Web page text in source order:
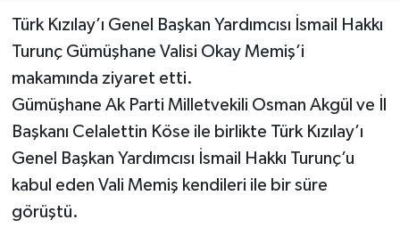
Türk Kızılay’ı Genel Başkan Yardımcısı İsmail Hakkı
Turunç Gümüşhane Valisi Okay Memiş’i
makamında ziyaret etti.
Gümüşhane Ak Parti Milletvekili Osman Akgül ve İl
Başkanı Celalettin Köse ile birlikte Türk Kızılay’ı
Genel Başkan Yardımcısı İsmail Hakkı Turunç’u
kabul eden Vali Memiş kendileri ile bir süre
görüştü.